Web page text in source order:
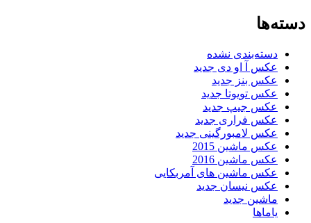
دسته‌ها
دسته‌بندی نشده
عکس آ او دی جدید
عکس بنز جدید
عکس تویوتا جدید
عکس جیپ جدید
عکس فراری جدید
عکس لامبورگینی جدید
عکس ماشین 2015
عکس ماشین 2016
عکس ماشین های آمربکایی
عکس نیسان جدید
ماشین جدید
یاماها